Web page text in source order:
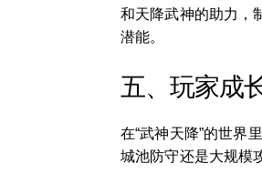
和天降武神的助力，
潜能。
五、玩家成
在“武神天降”的世界
城池防守还是大规模